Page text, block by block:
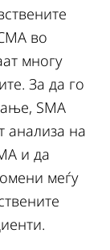
во
многу
За да го
SMA
анализа на
и да
меѓу